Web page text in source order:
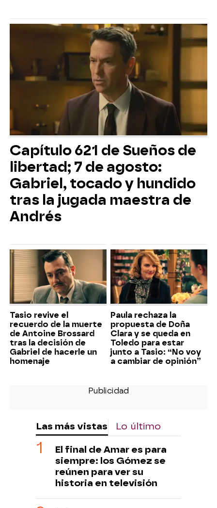
Capítulo 621 de Sueños de
libertad; 7 de agosto:
Gabriel, tocado y hundido
tras la jugada maestra de
Andrés
Tasio revive el
recuerdo de la muerte
de Antoine Brossard
tras la decisión de
Gabriel de hacerle un
homenaje
Paula rechaza la
propuesta de Doña
Clara y se queda en
Toledo para estar
junto a Tasio: “No voy
a cambiar de opinión”
Las más vistas Lo último
El final de Amar es para
siempre: los Gómez se
reúnen para ver su
historia en televisión